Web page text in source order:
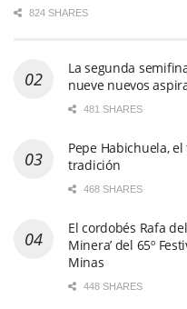
824 SHARES
La segunda
nueve nuevos
481 SHARES
Pepe Habichuela,
tradición
468 SHARES
El cordobés Rafa
Minera’ del 65º
Minas
448 SHARES